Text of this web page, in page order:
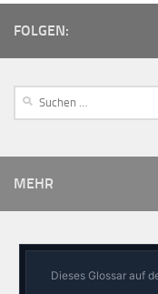
FOLGEN:
MEHR